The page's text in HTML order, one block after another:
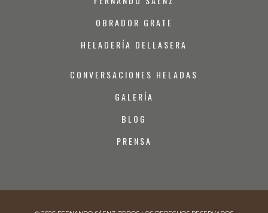
OBRADOR GRATE
HELADERÍA DELLASERA
CONVERSACIONES HELADAS
GALERÍA
BLOG
PRENSA